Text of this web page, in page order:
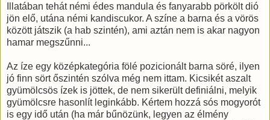
Illatában tehát némi édes mandula és fanyarabb pörkölt dió
jön elő, utána némi kandiscukor. A színe a barna és a vörös
között játszik (a hab szintén), ami aztán nem is akar nagyon
hamar megszűnni...
Az íze egy középkategória fölé pozicionált barna söré, ilyen
jó finn sört őszintén szólva még nem ittam. Kicsikét aszalt
gyümölcsös ízek is jöttek, de nem sikerült definiálni, melyik
gyümölcsre hasonlít leginkább. Kértem hozzá sós mogyorót
is egy idő után (ha már bűnözünk, legyen az élmény